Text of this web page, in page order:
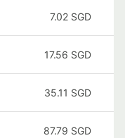
7.02 SGD
17.56 SGD
35.11 SGD
87.79 SGD